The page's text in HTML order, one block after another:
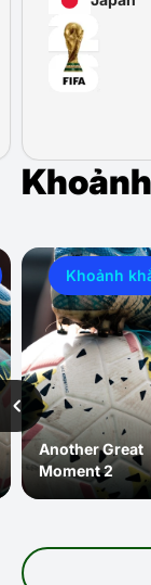
Khoảnh
Another Great
Moment 2